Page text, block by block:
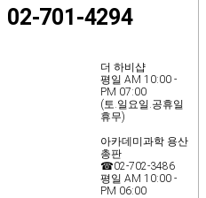
02-701-4294
더 하비샵
평일 AM 10:00 -
PM 07:00
(토.일요일.공휴일
휴무)
아카데미과학 용산
총판
☎02-702-3486
평일 AM 10:00 -
PM 06:00